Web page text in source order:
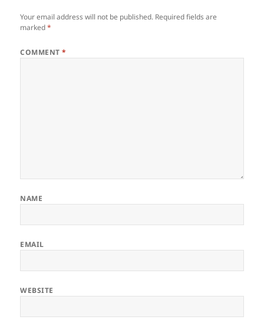
Your email address will not be published. Required fields are
marked*
COMMENT*
NAME
EMAIL
WEBSITE